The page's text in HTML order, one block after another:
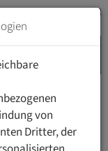
von
Dritter, der